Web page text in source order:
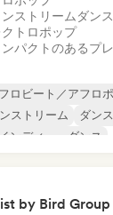
ストリーム ダン
トロポップ
パクトのあるプ
ロビート／アフロ
ストリーム
ダン
インディー・ダンス
by Bird Group